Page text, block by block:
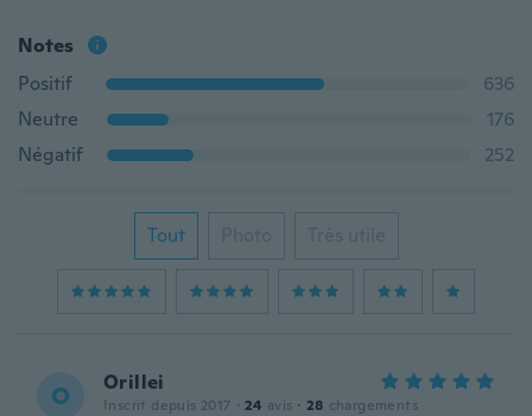
Notes
Positif
636
Neutre
176
Négatif
252
Tout Photo Très utile
O Orillei
Inscrit depuis 2017 · 24 avis · 28 chargements